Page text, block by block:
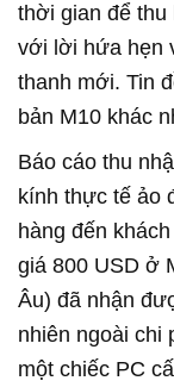
thời gian để
với lời hứa hẹn
thanh mới. Tin
bản M10 khác
Báo cáo thu
kính thực tế ảo
hàng đến
giá 800 USD ở
Âu) đã nhận
nhiên ngoài chi
một chiếc PC